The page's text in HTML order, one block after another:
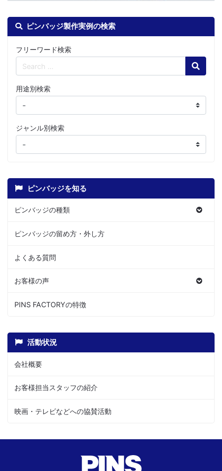
ピンバッジ製作実例の検索
フリーワード検索
Search
用途別検索
ジャンル別検索
ピンバッジを知る
ピンバッジの種類
ピンバッジの留め方・外し方
よくある質問
お客様の声
PINS FACTORYの特徴
活動状況
会社概要
お客様担当スタッフの紹介
映画・テレビなどへの協賛活動